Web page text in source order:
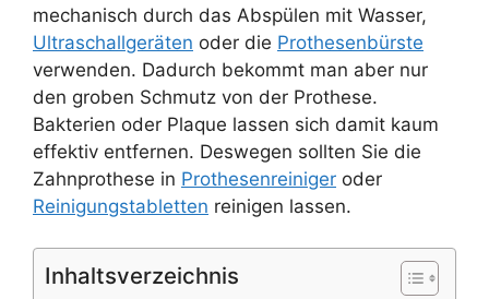
mechanisch durch das Abspülen mit Wasser,
Ultraschallgeräten oder die Prothesenbürste
verwenden. Dadurch bekommt man aber nur
den groben Schmutz von der Prothese.
Bakterien oder Plaque lassen sich damit kaum
effektiv entfernen. Deswegen sollten Sie die
Zahnprothese in Prothesenreiniger oder
Reinigungstabletten reinigen lassen.
Inhaltsverzeichnis